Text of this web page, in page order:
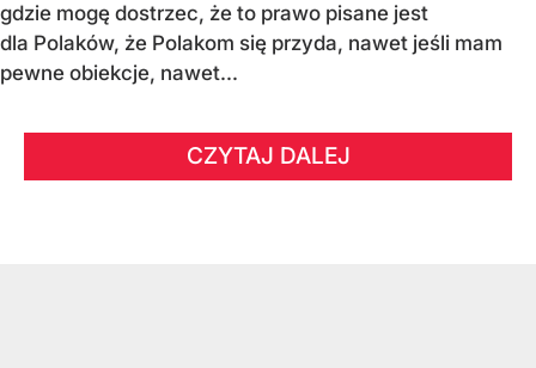
gdzie mogę dostrzec, że to prawo pisane jest
dla Polaków, że Polakom się przyda, nawet jeśli mam
pewne obiekcje, nawet...
CZYTAJ DALEJ